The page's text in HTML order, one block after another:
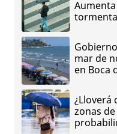
mar de
en Boca
¿Lloverá
zonas